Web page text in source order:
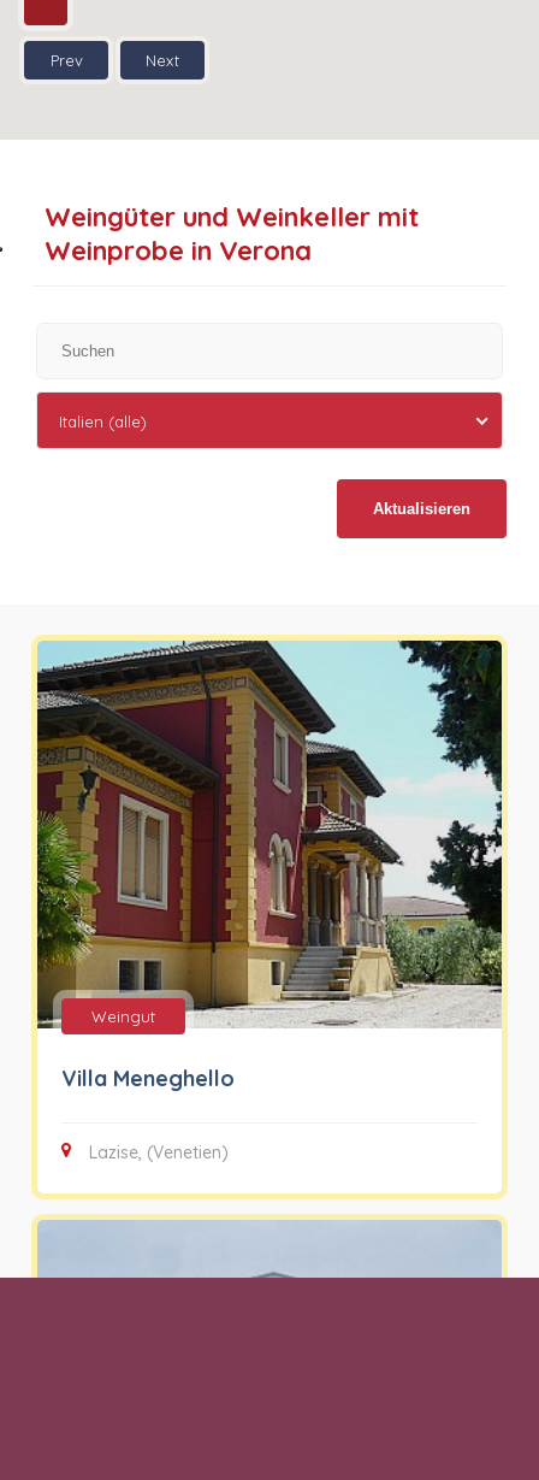
Prev Next
Weingüter und Weinkeller mit
Weinprobe in Verona
Italien (alle)
Aktualisieren
Weingut
Villa Meneghello
Lazise, (Venetien)